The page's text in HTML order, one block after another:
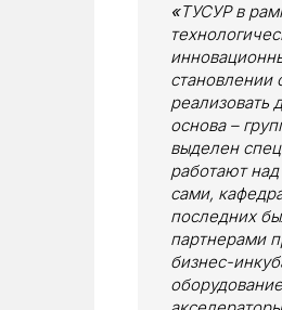
«ТУСУР в
становлении
реализовать
основа –
выделен
работают
сами,
последних
партнерами
бизнес-